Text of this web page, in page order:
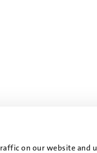
on our website and